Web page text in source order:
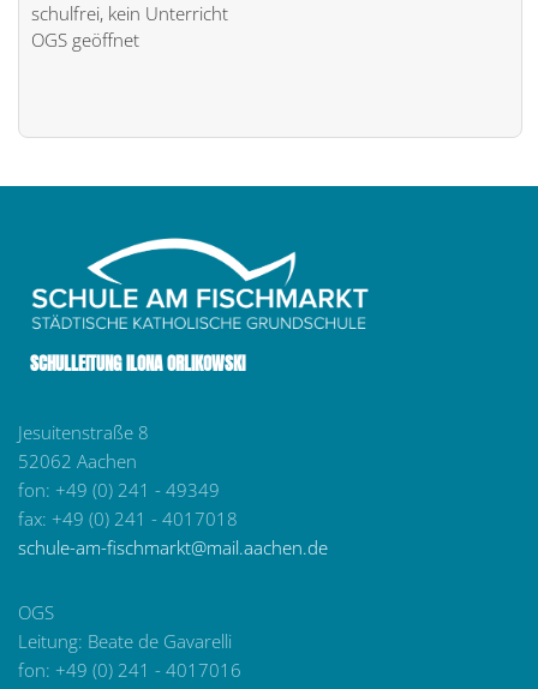
schulfrei, kein Unterricht
OGS geöffnet
SCHULLEITUNG ILONA ORLIKOWSKI
Jesuitenstraße 8
52062 Aachen
fon: +49 (0) 241 - 49349
fax: +49 (0) 241 - 4017018
schule-am-fischmarkt@mail.aachen.de
OGS
Leitung: Beate de Gavarelli
fon: +49 (0) 241 - 4017016